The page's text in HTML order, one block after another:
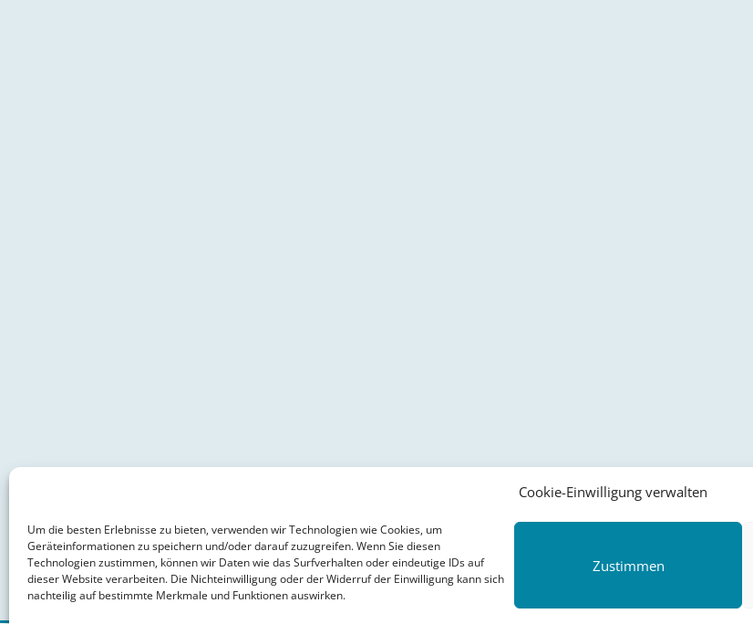
Cookie-Einwilligung verwalten
Um die besten Erlebnisse zu bieten, verwenden wir Technologien wie Cookies, um
Geräteinformationen zu speichern und/oder darauf zuzugreifen. Wenn Sie diesen
Technologien zustimmen, können wir Daten wie das Surfverhalten oder eindeutige IDs auf
dieser Website verarbeiten. Die Nichteinwilligung oder der Widerruf der Einwilligung kann sich
nachteilig auf bestimmte Merkmale und Funktionen auswirken.
Zustimmen